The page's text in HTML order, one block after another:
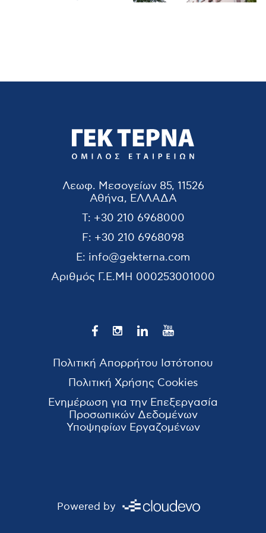
Λεωφ. Μεσογείων 85, 11526
Αθήνα, ΕΛΛΑΔΑ
T: +30 210 6968000
F: +30 210 6968098
E: info@gekterna.com
Αριθμός Γ.Ε.ΜΗ 000253001000
Πολιτική Απορρήτου Ιστότοπου
Πολιτική Χρήσης Cookies
Ενημέρωση για την Επεξεργασία
Προσωπικών Δεδομένων
Υποψηφίων Εργαζομένων
Powered by